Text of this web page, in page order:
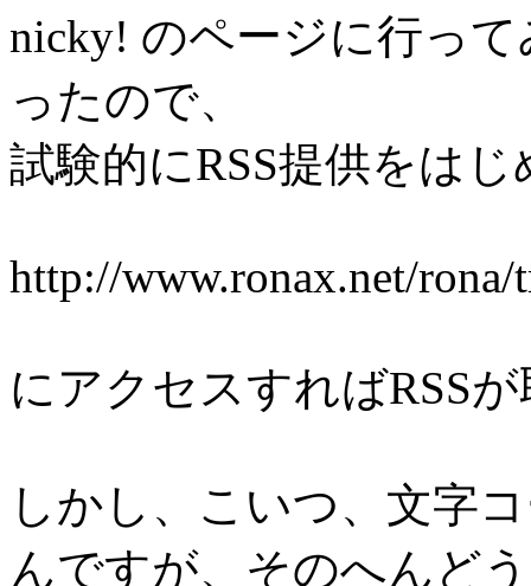
nicky! のページに行っ
ったので、
試験的にRSS提供をは
http://www.ronax.net/rona/
にアクセスすればRSS
しかし、こいつ、文字
んですが、そのへんど